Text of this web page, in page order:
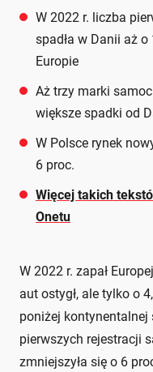
W 2022 r. liczba
spadła w Danii aż
Europie
Aż trzy marki
większe spadki od
W Polsce rynek
6 proc.
Więcej takich
Onetu
W 2022 r. zapał
aut ostygł, ale tylko o
poniżej
pierwszych rejestracji
zmniejszyła się o 6